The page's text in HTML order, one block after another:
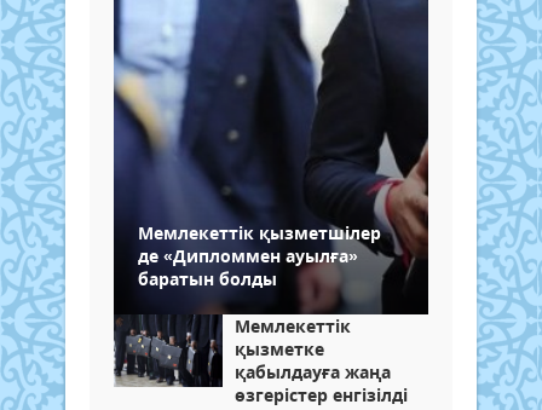
Мемлекеттік қызметшілер
де «Дипломмен ауылға»
баратын болды
Мемлекеттік
қызметке
қабылдауға жаңа
өзгерістер енгізілді